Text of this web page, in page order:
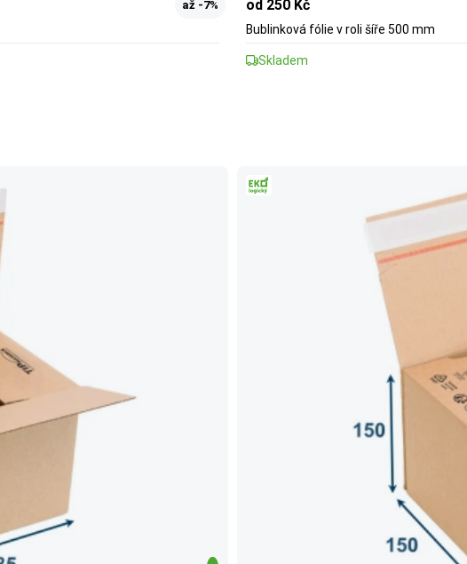
až -7% od 250 Kč
Bublinková fólie v roli šíře 500 mm
Skladem